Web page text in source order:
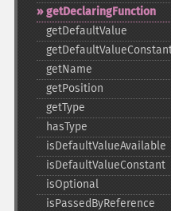
getDeclaringFunction
getDefaultValue
getName
getPosition
getType
hasType
isDefaultValueAvailable
isDefaultValueConstant
isOptional
isPassedByReference